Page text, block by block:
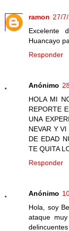
ramon 27/7/
Excelente
Huancayo
Responder
Anónimo
HOLA MI
REPORTE
UNA
NEVAR Y
DE EDAD
TE QUITA
Responder
Anónimo
Hola, soy
ataque